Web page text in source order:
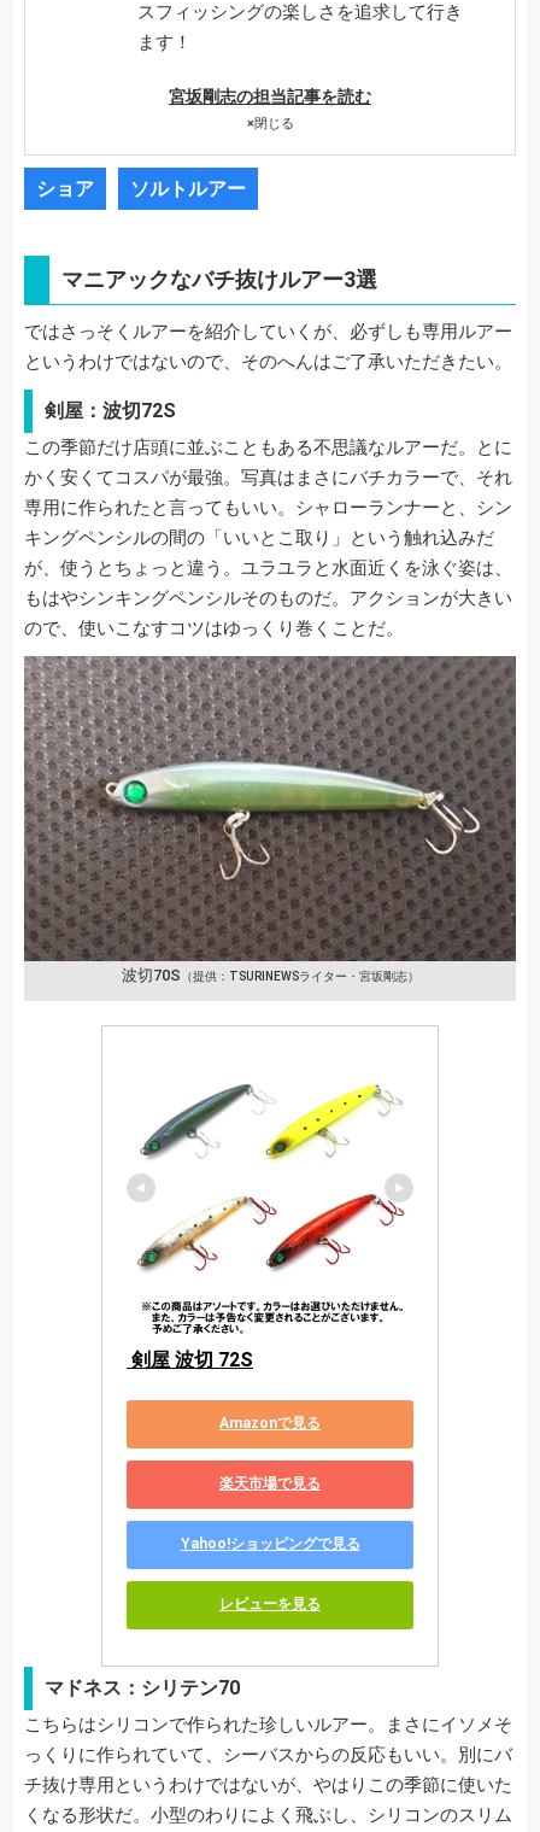
スフィッシングの楽しさを追求して行き
ます！
宮坂剛志の担当記事を読む
×閉じる
ショア ソルトルアー
マニアックなバチ抜けルアー3選
ではさっそくルアーを紹介していくが、必ずしも専用ルアー
というわけではないので、そのへんはご了承いただきたい。
剣屋：波切72S
この季節だけ店頭に並ぶこともある不思議なルアーだ。とに
かく安くてコスパが最強。写真はまさにバチカラーで、それ
専用に作られたと言ってもいい。シャローランナーと、シン
キングペンシルの間の「いいとこ取り」という触れ込みだ
が、使うとちょっと違う。ユラユラと水面近くを泳ぐ姿は、
もはやシンキングペンシルそのものだ。アクションが大きい
ので、使いこなすコツはゆっくり巻くことだ。
波切70S （提供：TSURINEWSライター・宮坂剛志）
剣屋 波切 72S
Amazonで見る
楽天市場で見る
Yahoo!ショッピングで見る
レビューを見る
マドネス：シリテン70
こちらはシリコンで作られた珍しいルアー。まさにイソメそ
っくりに作られていて、シーバスからの反応もいい。別にバ
チ抜け専用というわけではないが、やはりこの季節に使いた
くなる形状だ。小型のわりによく飛ぶし、シリコンのスリム